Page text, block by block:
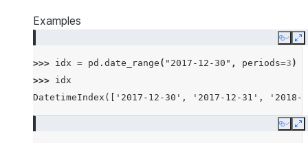
Examples
Copy
>>> idx = pd . date_range ( "2017-12-30" , periods=3 )
>>> idx
DatetimeIndex(['2017-12-30', '2017-12-31',
Copy